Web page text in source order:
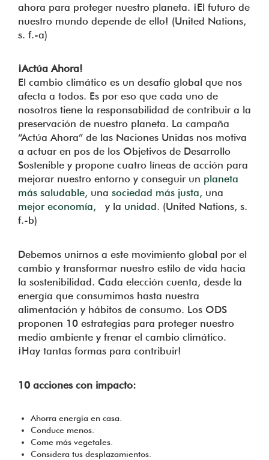
ahora para proteger nuestro planeta. ¡El futuro de
nuestro mundo depende de ello! (United Nations,
s. f.-a)
¡Actúa Ahora!
El cambio climático es un desafío global que nos
afecta a todos. Es por eso que cada uno de
nosotros tiene la responsabilidad de contribuir a la
preservación de nuestro planeta. La campaña
“Actúa Ahora” de las Naciones Unidas nos motiva
a actuar en pos de los Objetivos de Desarrollo
Sostenible y propone cuatro líneas de acción para
mejorar nuestro entorno y conseguir un planeta
más saludable, una sociedad más justa, una
mejor economía,
y la unidad. (United Nations, s.
f.-b)
Debemos unirnos a este movimiento global por el
cambio y transformar nuestro estilo de vida hacia
la sostenibilidad. Cada elección cuenta, desde la
energía que consumimos hasta nuestra
alimentación y hábitos de consumo. Los ODS
proponen 10 estrategias para proteger nuestro
medio ambiente y frenar el cambio climático.
¡Hay tantas formas para contribuir!
10 acciones con impacto:
Ahorra energía en casa.
Conduce menos.
Come más vegetales.
Considera tus desplazamientos.